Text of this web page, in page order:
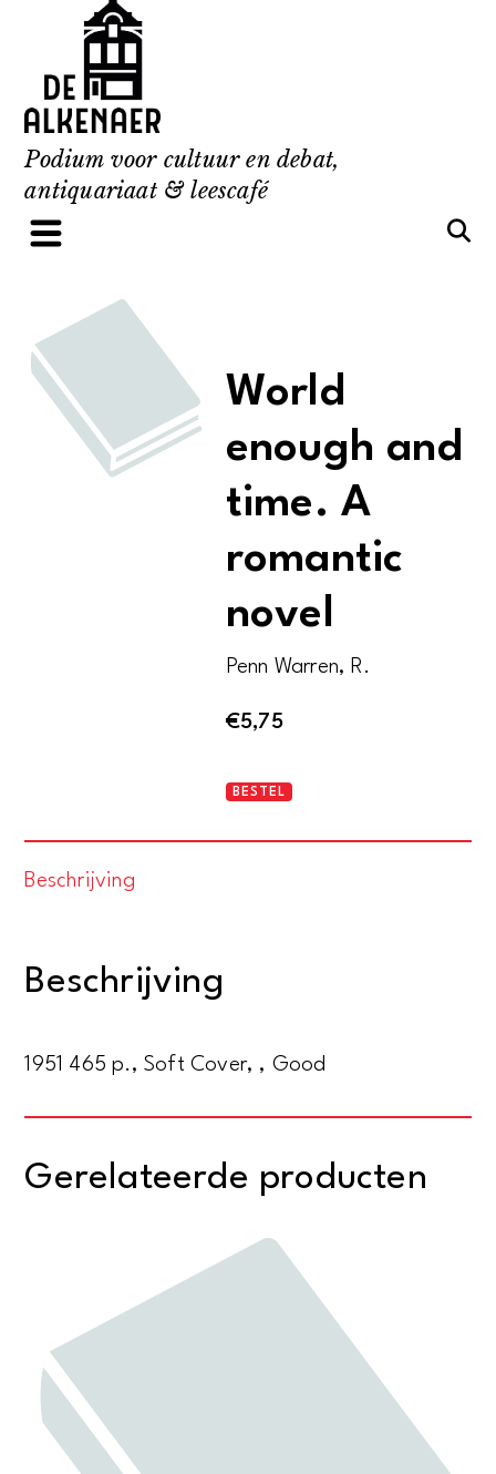
content
Podium voor cultuur en debat,
antiquariaat & leescafé
World
enough and
time. A
romantic
novel
Penn Warren, R.
€5,75
World
BESTEL
Beschrijving
Beschrijving
1951 465 p., Soft Cover, , Good
Gerelateerde producten